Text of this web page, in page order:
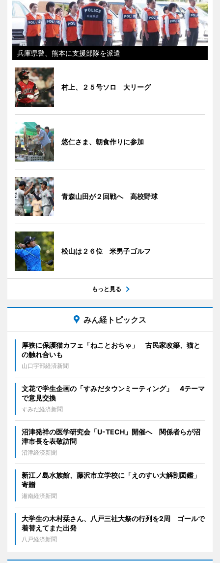
兵庫県警、熊本に支援部隊を派遣
村上、２５号ソロ 大リーグ
悠仁さま、朝食作りに参加
青森山田が２回戦へ 高校野球
松山は２６位 米男子ゴルフ
もっと見る
みん経トピックス
厚狭に保護猫カフェ「ねことおちゃ」 古民家改築、猫と
の触れ合いも
山口宇部経済新聞
文花で学生企画の「すみだタウンミーティング」 4テーマ
で意見交換
すみだ経済新聞
沼津発祥の医学研究会「U-TECH」開催へ 関係者らが沼
津市長を表敬訪問
沼津経済新聞
新江ノ島水族館、藤沢市立学校に「えのすい大解剖図鑑」
寄贈
湘南経済新聞
大学生の木村栞さん、八戸三社大祭の行列を2周 ゴールで
着替えてまた出発
八戸経済新聞